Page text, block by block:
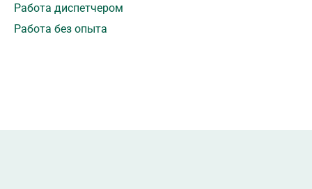
Работа диспетчером
Работа без опыта